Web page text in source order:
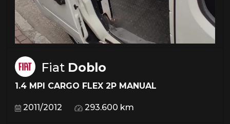
Fiat Doblo
1.4 MPI CARGO FLEX 2P MANUAL
2011/2012 293.600 km